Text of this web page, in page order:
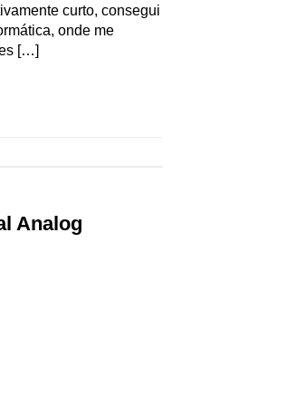
curto, consegui
onde me
[…]
Analog